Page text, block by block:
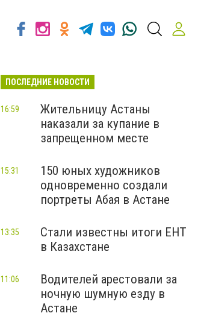
ПОСЛЕДНИЕ НОВОСТИ
Жительницу Астаны
наказали за купание в
запрещенном месте
16:59
150 юных художников
одновременно создали
портреты Абая в Астане
15:31
Стали известны итоги ЕНТ
в Казахстане
13:35
Водителей арестовали за
ночную шумную езду в
Астане
11:06